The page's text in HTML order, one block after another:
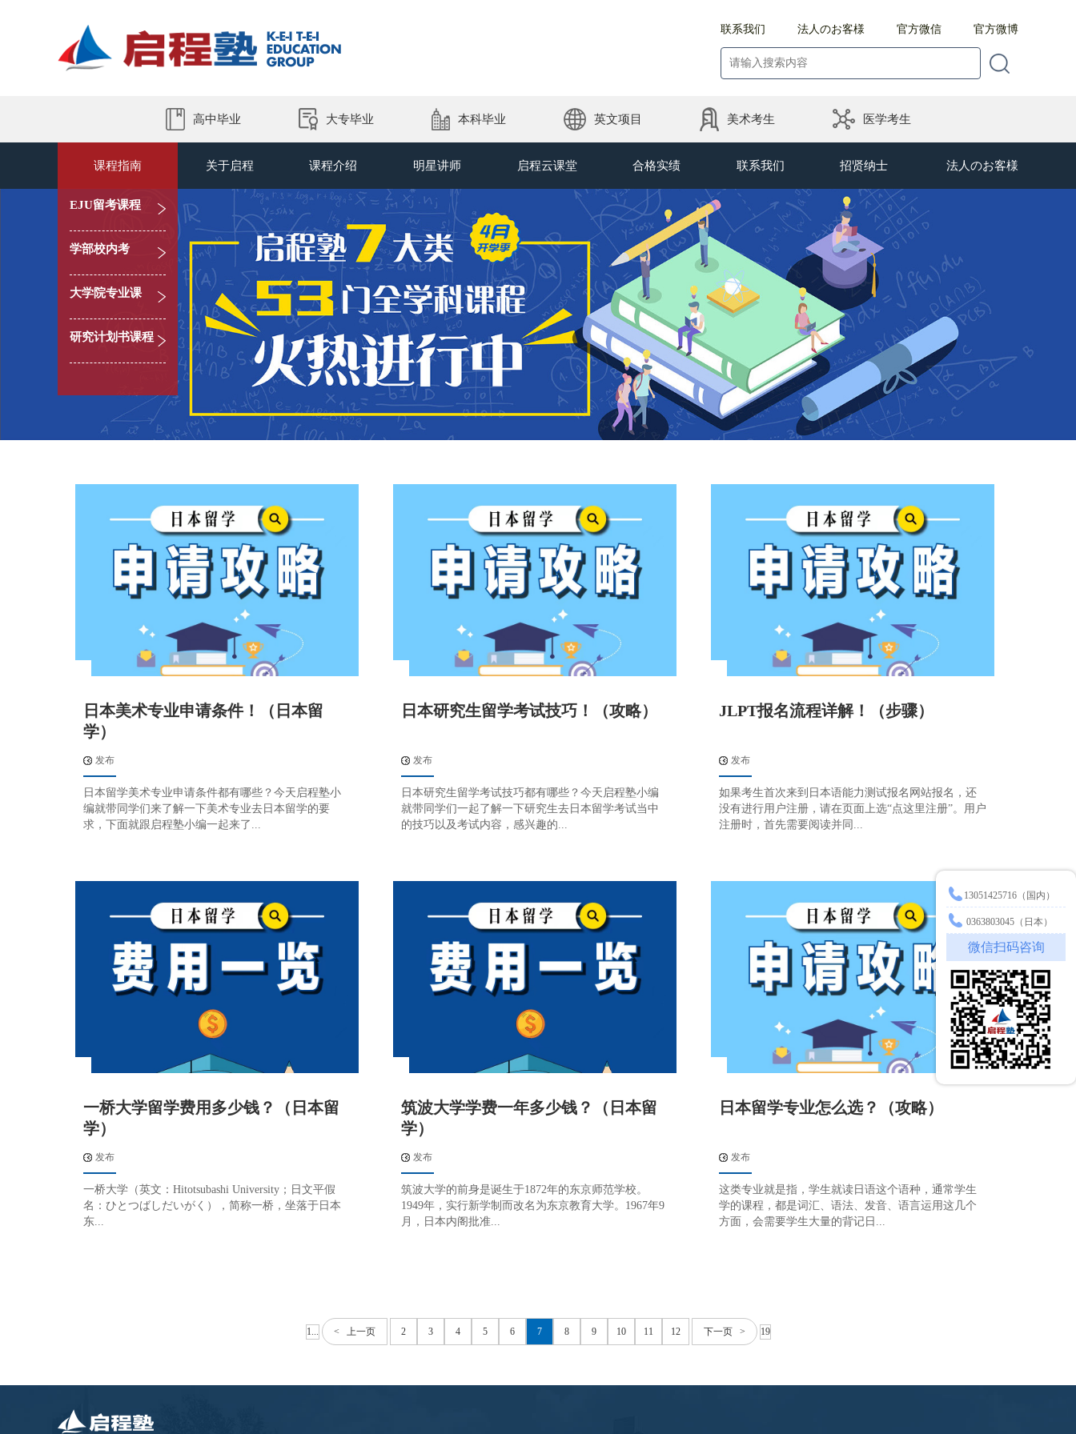
联系我们 法人のお客様 官方微信 官方微博
高中毕业 大专毕业 本科毕业 英文项目 美术考生 医学考生
课程指南
EJU留考课程
学部校内考
大学院专业课
研究计划书课程
关于启程 课程介绍 明星讲师 启程云课堂 合格实绩 联系我们 招贤纳士 法人のお客様
日本美术专业申请条件！（日本留
学）
发布
日本留学美术专业申请条件都有哪些？今天启程塾小
编就带同学们来了解一下美术专业去日本留学的要
求，下面就跟启程塾小编一起来了...
日本研究生留学考试技巧！（攻略）
发布
日本研究生留学考试技巧都有哪些？今天启程塾小编
就带同学们一起了解一下研究生去日本留学考试当中
的技巧以及考试内容，感兴趣的...
JLPT报名流程详解！（步骤）
发布
如果考生首次来到日本语能力测试报名网站报名，还
没有进行用户注册，请在页面上选“点这里注册”。用户
注册时，首先需要阅读并同...
一桥大学留学费用多少钱？（日本留
学）
发布
一桥大学（英文：Hitotsubashi University；日文平假
名：ひとつばしだいがく），简称一桥，坐落于日本
东...
筑波大学学费一年多少钱？（日本留
学）
发布
筑波大学的前身是诞生于1872年的东京师范学校。
1949年，实行新学制而改名为东京教育大学。1967年9
月，日本内阁批准...
日本留学专业怎么选？（攻略）
发布
这类专业就是指，学生就读日语这个语种，通常学生
学的课程，都是词汇、语法、发音、语言运用这几个
方面，会需要学生大量的背记日...
1... < 上一页 2 3 4 5 6 7 8 9 10 11 12 下一页 > 19
13051425716（国内）
0363803045（日本）
微信扫码咨询